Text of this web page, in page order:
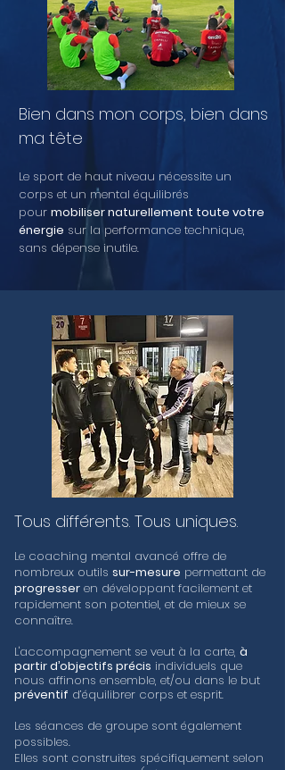
Bien dans mon corps, bien dans
ma tête​
Le sport de haut niveau nécessite un
corps et un mental équilibrés
pour mobiliser naturellement toute votre
énergie sur la performance technique,
sans dépense inutile.
Tous différents. Tous uniques.
Le coaching mental avancé offre de
nombreux outils sur-mesure permettant de
progresser en développant facilement et
rapidement son potentiel, et de mieux se
connaître.
L'accompagnement se veut à la carte, à
partir d’objectifs précis individuels que
nous affinons ensemble, et/ou dans le but
préventif d’équilibrer corps et esprit.
Les séances de groupe sont également
possibles.
Elles sont construites spécifiquement selon